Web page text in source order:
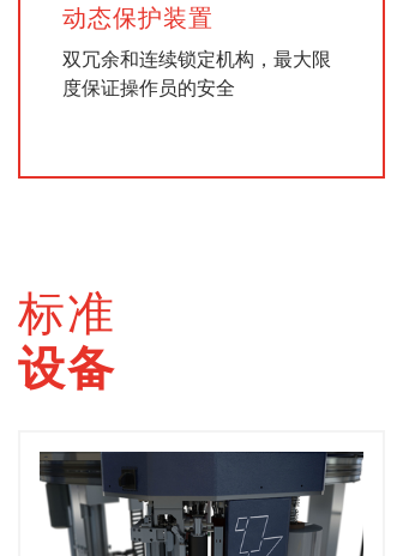
动态保护装置
双冗余和连续锁定机构，最大限
度保证操作员的安全
标准
设备